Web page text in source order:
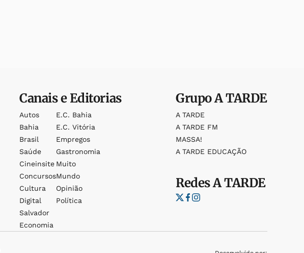
Canais e Editorias
Autos
Bahia
Brasil
Saúde
Cineinsite
Concursos
Cultura
Digital
Salvador
Economia
E.c. Bahia
E.c. Vitória
Empregos
Gastronomia
Muito
Mundo
Opinião
Política
GrupoA TARDE
A TARDE
A TARDE FM
MASSA!
A TARDE EDUCAÇÃO
RedesA TARDE